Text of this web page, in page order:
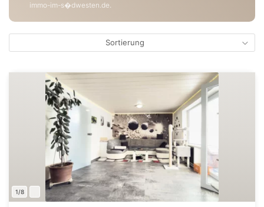
immo-im-s�dwesten.de.
Sortierung
1/8